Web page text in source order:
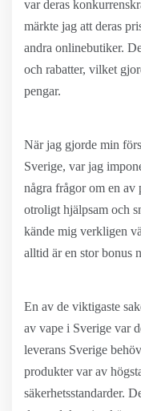
var deras
märkte jag att deras
andra onlinebutiker.
och rabatter, vilket
pengar.
När jag gjorde min
Sverige, var jag
några frågor om en av
otroligt hjälpsam och
kände mig verkligen
alltid är en stor bonus
En av de viktigaste
av vape i Sverige var
leverans Sverige
produkter var av
säkerhetsstandarder.